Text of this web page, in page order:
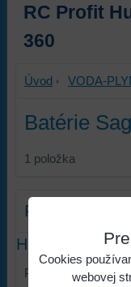
RC Profit
360
Úvod VODA-
Batérie
1 položka
Filter
Hľadať text
Prehľadať výsledky
Cookies
webovej